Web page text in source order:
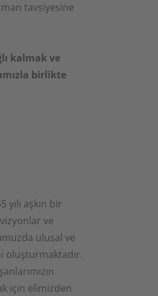
tavsiyesine
kalmak ve
birlikte
aşkın bir
ve
ulusal ve
oluşturmaktadır.
için elimizden